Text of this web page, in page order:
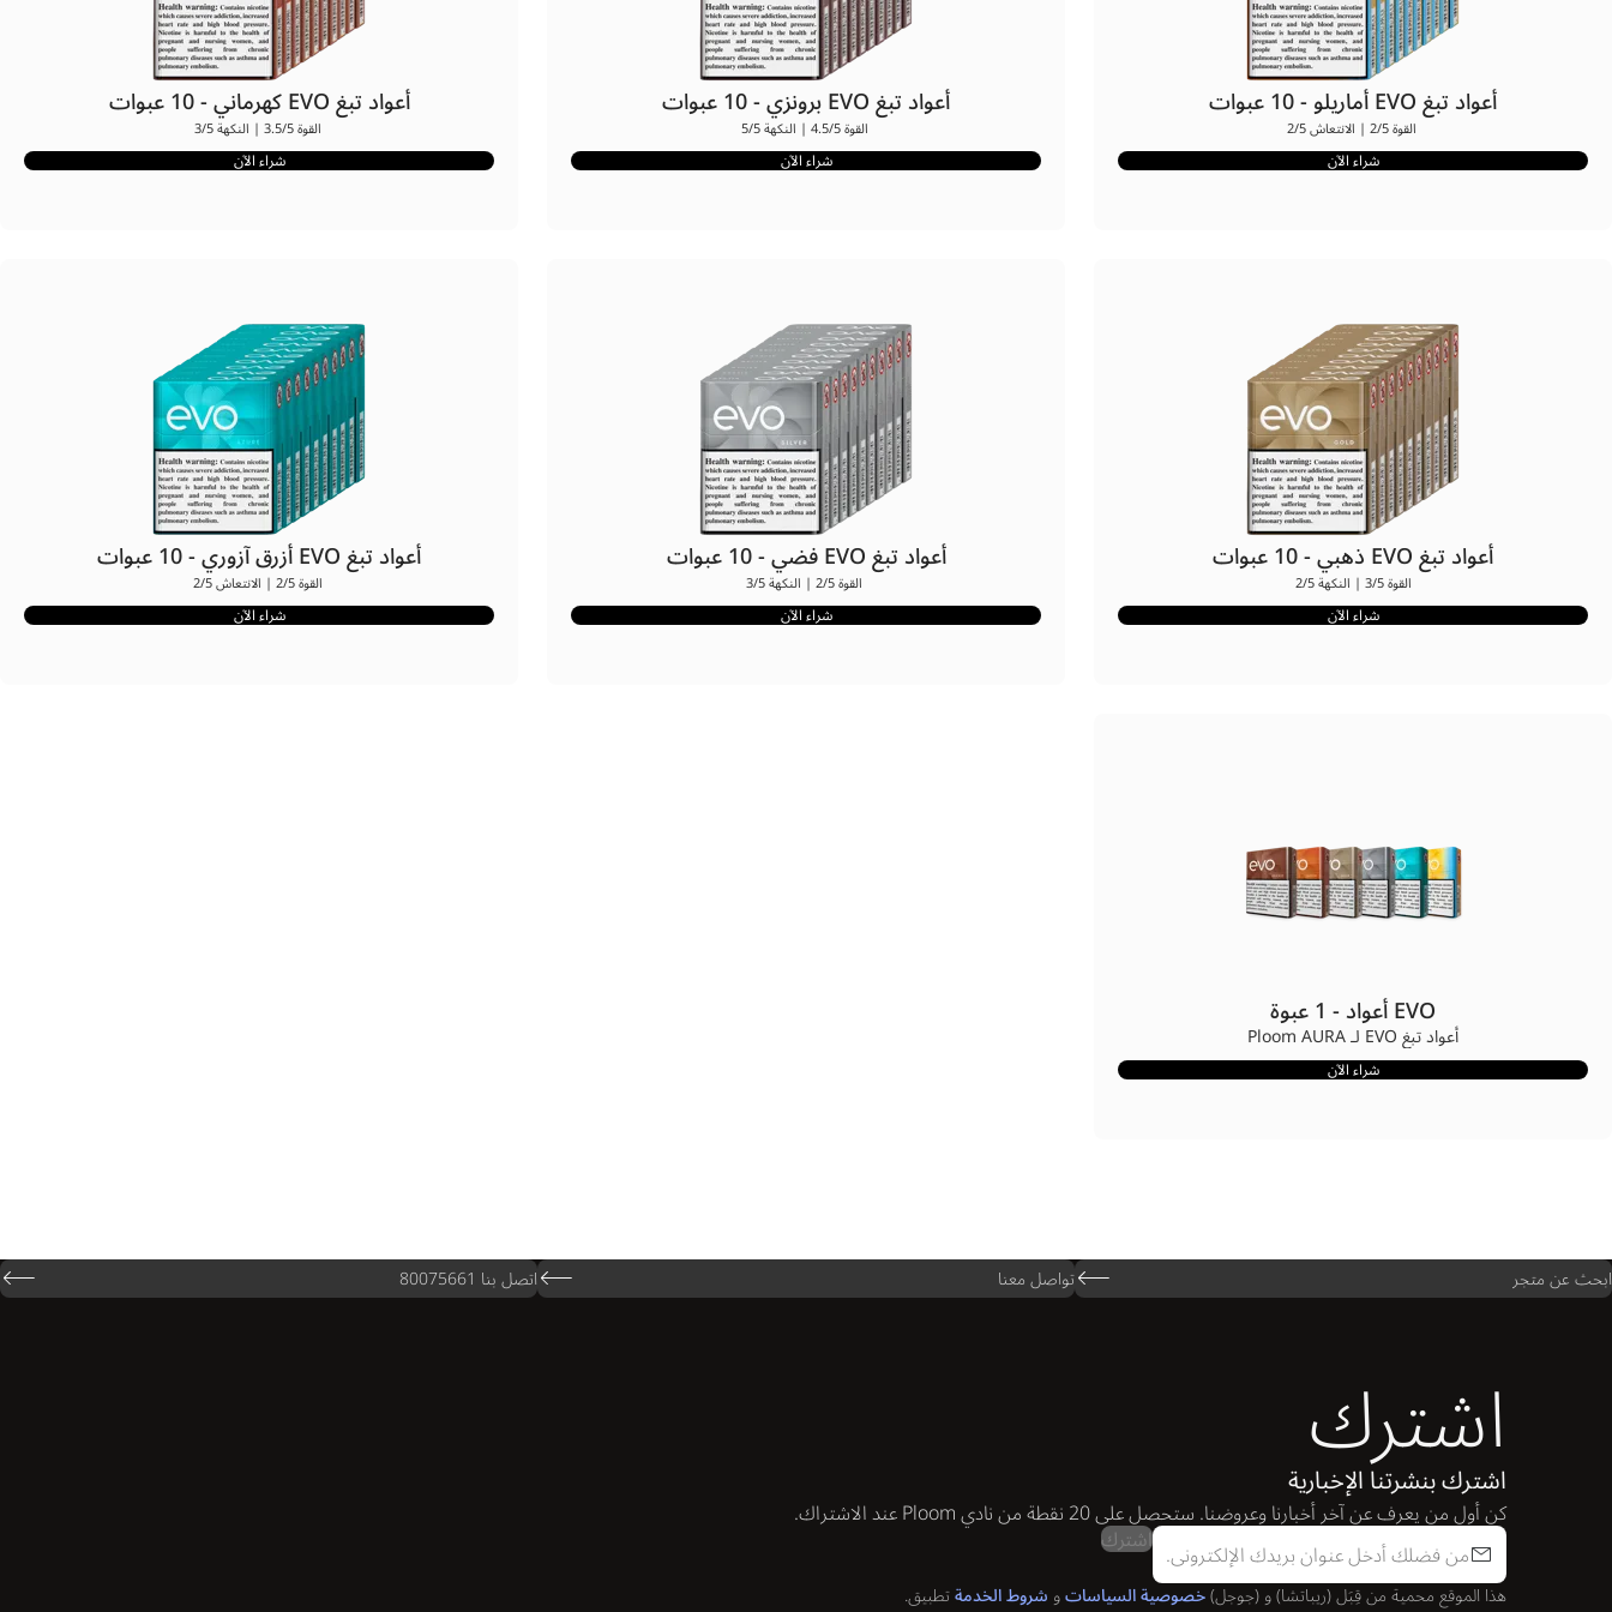
أعواد تبغ EVO أماريلو - 10 عبوات
القوة 2/5 | الانتعاش 2/5
شراء الآن
أعواد تبغ EVO برونزي - 10 عبوات
القوة 4.5/5 | النكهة 5/5
شراء الآن
أعواد تبغ EVO كهرماني - 10 عبوات
القوة 3.5/5 | النكهة 3/5
شراء الآن
أعواد تبغ EVO ذهبي - 10 عبوات
القوة 3/5 | النكهة 2/5
شراء الآن
أعواد تبغ EVO فضي - 10 عبوات
القوة 2/5 | النكهة 3/5
شراء الآن
أعواد تبغ EVO أزرق آزوري - 10 عبوات
القوة 2/5 | الانتعاش 2/5
شراء الآن
EVO أعواد - 1 عبوة
أعواد تبغ EVO لـ Ploom AURA
شراء الآن
ابحث عن متجر تواصل معنا اتصل بنا 80075661
اشترك
اشترك بنشرتنا الإخبارية
كن أول من يعرف عن آخر أخبارنا وعروضنا. ستحصل على 20 نقطة من نادي Ploom عند الاشتراك.
اشترك
هذا الموقع محمية من قِبَل (ريباتشا) و (جوجل) خصوصية السياسات و شروط الخدمة تطبيق.